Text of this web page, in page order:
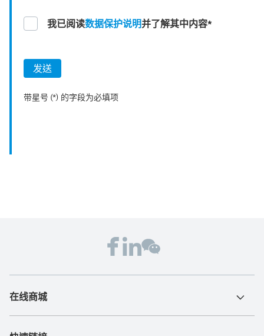
我已阅读数据保护说明并了解其中内容*
发送
带星号 (*) 的字段为必填项
在线商城